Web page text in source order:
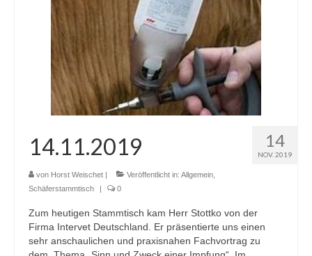
14
NOV. 2019
14.11.2019
von Horst Weischet | Veröffentlicht in: Allgemein
Schäferstammtisch
| 0
Zum heutigen Stammtisch kam Herr Stottko von der
Firma Intervet Deutschland. Er präsentierte uns einen
sehr anschaulichen und praxisnahen Fachvortrag zu